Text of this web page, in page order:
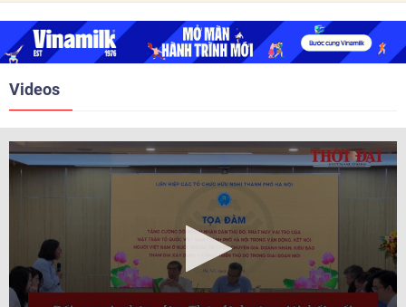
nghị Cấp cao vào các năm 2005,
2010, 2016, 2018, 2021.
Videos